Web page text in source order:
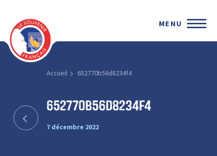
MENU
Accueil 652770b56d8234f4
652770b56d8234f4
7 décembre 2022